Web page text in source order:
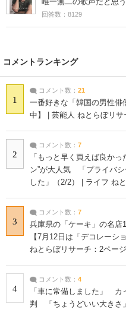
唯一無二の歌声だと思
回答数：8129
コメントランキング
1
コメント数： 21
一番好きな「韓国の男性俳
中】 | 芸能人 ねとらぼリサ
2
コメント数： 7
「もっと早く買えば良か
ン”が大人気 「プライバシ
した」（2/2） | ライフ ね
3
コメント数： 7
兵庫県の「ケーキ」の名
【7月12日は「デコレーシ
ねとらぼリサーチ：2ペー
4
コメント数： 4
「車に常備しました」 カ
判 「ちょうどいい大きさ